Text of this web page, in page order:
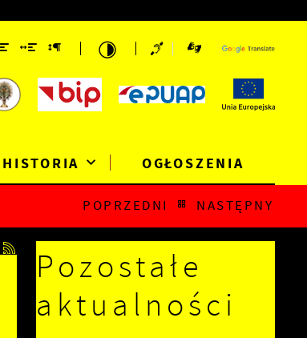
HISTORIA OGŁOSZENIA
POPRZEDNI NASTĘPNY
Pozostałe
aktualności